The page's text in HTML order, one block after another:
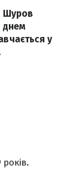
Шуров
днем
у